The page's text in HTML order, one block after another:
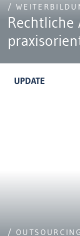
/
Rechtliche
UPDATE
/